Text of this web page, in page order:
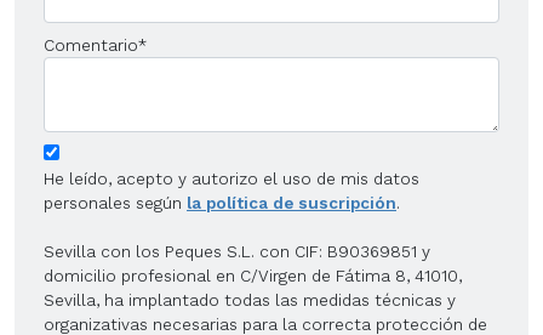
Comentario*
He leído, acepto y autorizo el uso de mis datos
personales según la política de suscripción.
Sevilla con los Peques S.L. con CIF: B90369851 y
domicilio profesional en C/Virgen de Fátima 8, 41010,
Sevilla, ha implantado todas las medidas técnicas y
organizativas necesarias para la correcta protección de